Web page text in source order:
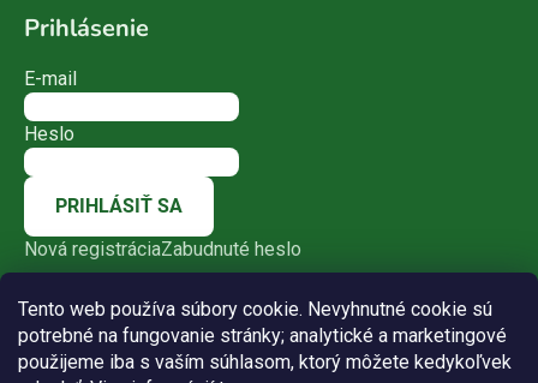
Tento web používa súbory cookie. Nevyhnutné cookie sú
potrebné na fungovanie stránky; analytické a marketingové
použijeme iba s vaším súhlasom, ktorý môžete kedykoľvek
Prihlásenie
E-mail
Heslo
PRIHLÁSIŤ SA
Nová registráciaZabudnuté heslo